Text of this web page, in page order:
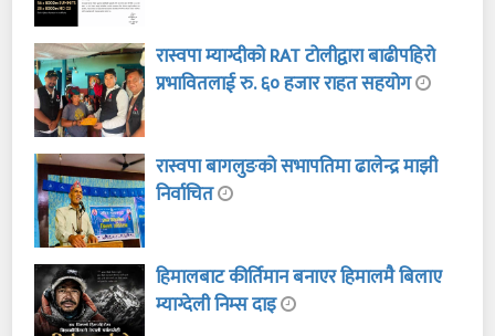
रास्वपा म्याग्दीको RAT टोलीद्वारा बाढीपहिरो
प्रभावितलाई रु. ६० हजार राहत सहयोग
रास्वपा बागलुङको सभापतिमा ढालेन्द्र माझी
निर्वाचित
हिमालबाट कीर्तिमान बनाएर हिमालमै बिलाए
म्याग्देली निम्स दाइ